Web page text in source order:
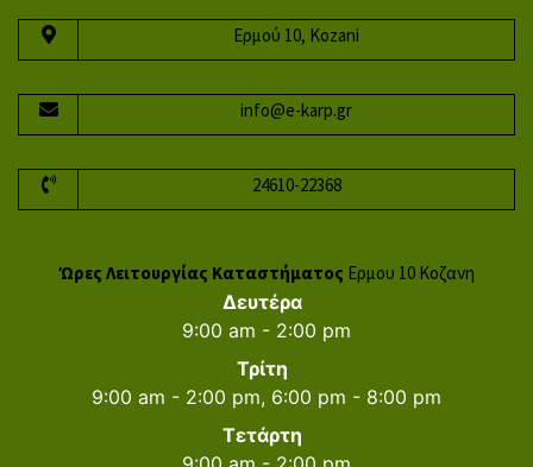
Ερμού 10, Kozani
info@e-karp.gr
24610-22368
Ώρες Λειτουργίας Καταστήματος Ερμου 10 Κοζανη
Δευτέρα
9:00 am - 2:00 pm
Τρίτη
9:00 am - 2:00 pm, 6:00 pm - 8:00 pm
Τετάρτη